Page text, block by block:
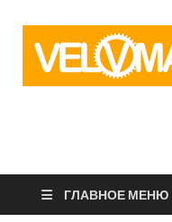
ГЛАВНОЕ МЕНЮ